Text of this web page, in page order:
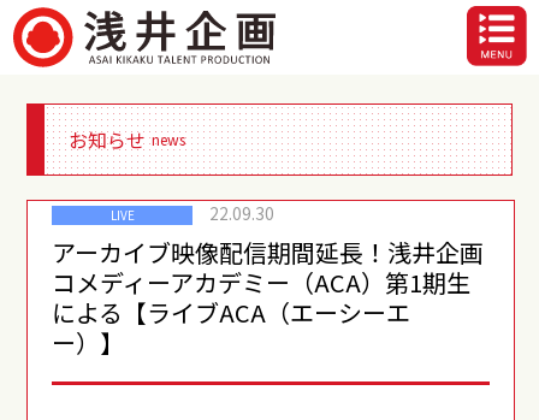
お知らせ news
LIVE 22.09.30
アーカイブ映像配信期間延長！浅井企画
コメディーアカデミー（ACA）第1期生
による【ライブACA（エーシーエ
ー）】